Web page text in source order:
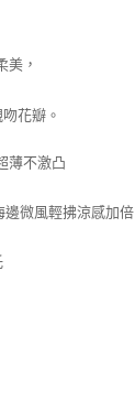
美，
花瓣。
薄不激凸
微風輕拂涼感加倍